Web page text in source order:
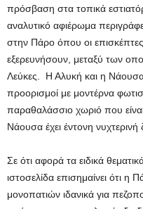
πρόσβαση στα τοπικά
αναλυτικό αφιέρωμα
στην Πάρο όπου οι
εξερευνήσουν, μεταξύ των
Λεύκες. Η Αλυκή και η Νάουσα
προορισμοί με μοντέρνα
παραθαλάσσιο χωριό που
Νάουσα έχει έντονη
Σε ότι αφορά τα ειδικά
ιστοσελίδα επισημαίνει ότι η
μονοπατιών ιδανικά για